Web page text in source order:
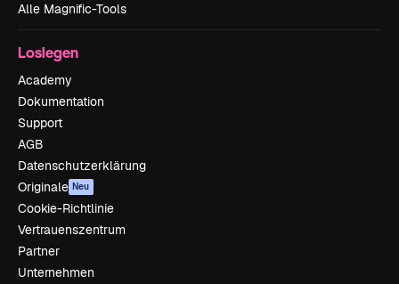
Alle Magnific-Tools
Loslegen
Academy
Dokumentation
Support
AGB
Datenschutzerklärung
Originale Neu
Cookie-Richtlinie
Vertrauenszentrum
Partner
Unternehmen